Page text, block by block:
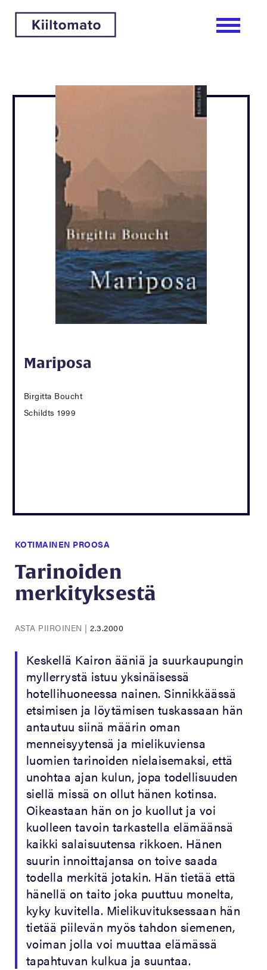
Mariposa
Birgitta Boucht
Schildts 1999
KOTIMAINEN PROOSA
Tarinoiden
merkityksestä
ASTA PIIROINEN |2.3.2000
Keskellä Kairon ääniä ja suurkaupungin
myllerrystä istuu yksinäisessä
hotellihuoneessa nainen. Sinnikkäässä
etsimisen ja löytämisen tuskassaan hän
antautuu siinä määrin oman
menneisyytensä ja mielikuviensa
luomien tarinoiden nielaisemaksi, että
unohtaa ajan kulun, jopa todellisuuden
siellä missä on ollut hänen kotinsa.
Oikeastaan hän on jo kuollut ja voi
kuolleen tavoin tarkastella elämäänsä
kaikki salaisuutensa rikkoen. Hänen
suurin innoittajansa on toive saada
todella merkitä jotakin. Hän tietää että
hänellä on taito joka puuttuu monelta,
kyky kuvitella. Mielikuvituksessaan hän
tietää piilevän myös tahdon siemenen,
voiman jolla voi muuttaa elämässä
tapahtuvan kulkua ja suuntaa.